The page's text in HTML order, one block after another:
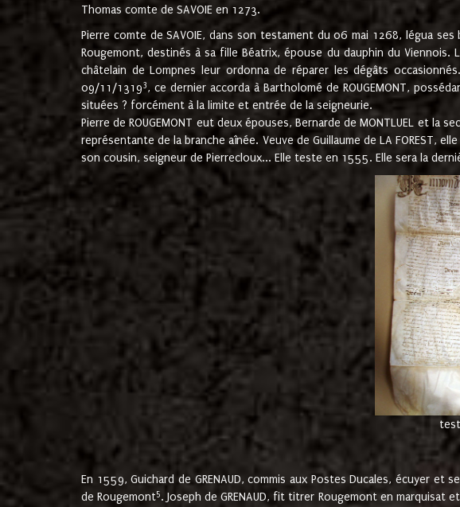
Thomas comte de SAVOIE en 1273.
Pierre comte de SAVOIE, dans son testament du 06 mai 1268, légua
Rougemont, destinés à sa fille Béatrix, épouse du dauphin du Viennois.
châtelain de Lompnes leur ordonna de réparer les dégâts
09/11/13193, ce dernier accorda à Bartholomé de ROUGEMONT,
situées ? forcément à la limite et entrée de la seigneurie.
Pierre de ROUGEMONT eut deux épouses, Bernarde de MONTLUEL et
représentante de la branche aînée. Veuve de Guillaume de LA FOREST,
son cousin, seigneur de Pierrecloux... Elle teste en 1555. Elle sera la
En 1559, Guichard de GRENAUD, commis aux Postes Ducales, écuyer
de Rougemont5. Joseph de GRENAUD, fit titrer Rougemont en marquisat